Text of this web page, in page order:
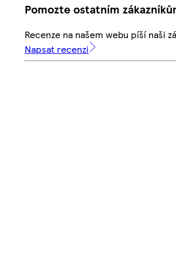
Pomozte ostatním
Recenze na našem webu píší naši
Napsat recenzi